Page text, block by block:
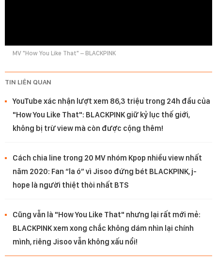
MV "How You Like That" – BLACKPINK
TIN LIÊN QUAN
YouTube xác nhận lượt xem 86,3 triệu trong 24h đầu của
"How You Like That": BLACKPINK giữ kỷ lục thế giới,
không bị trừ view mà còn được cộng thêm!
Cách chia line trong 20 MV nhóm Kpop nhiều view nhất
năm 2020: Fan “la ó” vì Jisoo đứng bét BLACKPINK, j-
hope là người thiệt thòi nhất BTS
Cũng vẫn là "How You Like That" nhưng lại rất mới mẻ:
BLACKPINK xem xong chắc không dám nhìn lại chính
mình, riêng Jisoo vẫn không xấu nổi!